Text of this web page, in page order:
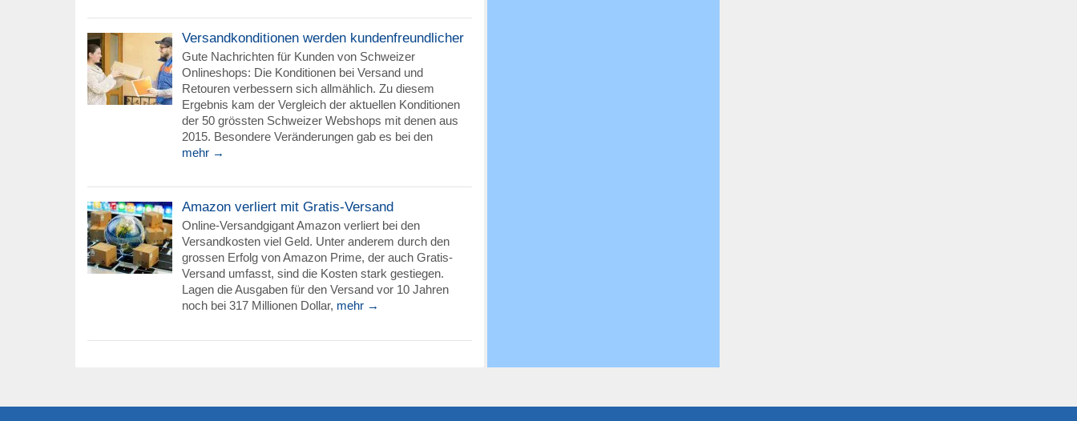
Versandkonditionen werden kundenfreundlicher
Gute Nachrichten für Kunden von Schweizer
Onlineshops: Die Konditionen bei Versand und
Retouren verbessern sich allmählich. Zu diesem
Ergebnis kam der Vergleich der aktuellen Konditionen
der 50 grössten Schweizer Webshops mit denen aus
2015. Besondere Veränderungen gab es bei den
mehr →
Amazon verliert mit Gratis-Versand
Online-Versandgigant Amazon verliert bei den
Versandkosten viel Geld. Unter anderem durch den
grossen Erfolg von Amazon Prime, der auch Gratis-
Versand umfasst, sind die Kosten stark gestiegen.
Lagen die Ausgaben für den Versand vor 10 Jahren
noch bei 317 Millionen Dollar, mehr →